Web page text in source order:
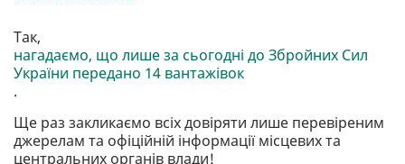
Так,
нагадаємо, що лише за сьогодні до Збройних Сил
України передано 14 вантажівок
.
Ще раз закликаємо всіх довіряти лише перевіреним
джерелам та офіційній інформації місцевих та
центральних органів влади!